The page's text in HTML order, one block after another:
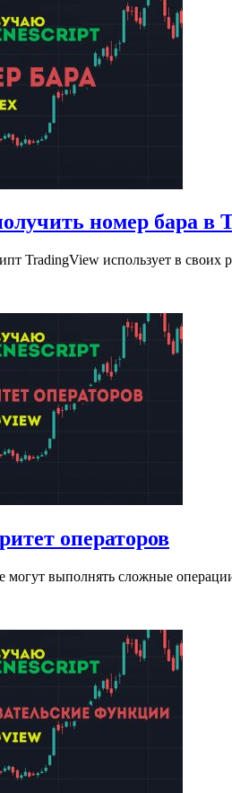
номер бара в
TradingView использует в
операторов
выполнять сложные